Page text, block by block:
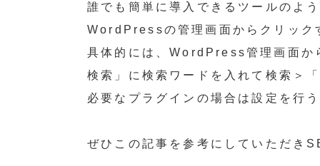
誰でも簡単に導入できるツールのよ
WordPressの管理画面からクリック
具体的には、WordPress管理画面か
検索」に検索ワードを入れて検索＞
必要なプラグインの場合は設定を行
ぜひこの記事を参考にしていただき